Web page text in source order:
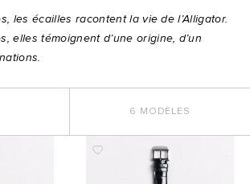
les écailles racontent la vie de l’Alligator.
elles témoignent d’une origine, d’un
6 MODÈLES